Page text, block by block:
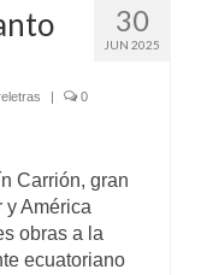
30
JUN 2025
0
Carrión, gran
y América
obras a la
ecuatoriano